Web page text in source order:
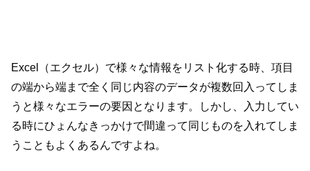
Excel（エクセル）で様々な情報をリスト化する時、項目
の端から端まで全く同じ内容のデータが複数回入ってしま
うと様々なエラーの要因となります。しかし、入力してい
る時にひょんなきっかけで間違って同じものを入れてしま
うこともよくあるんですよね。